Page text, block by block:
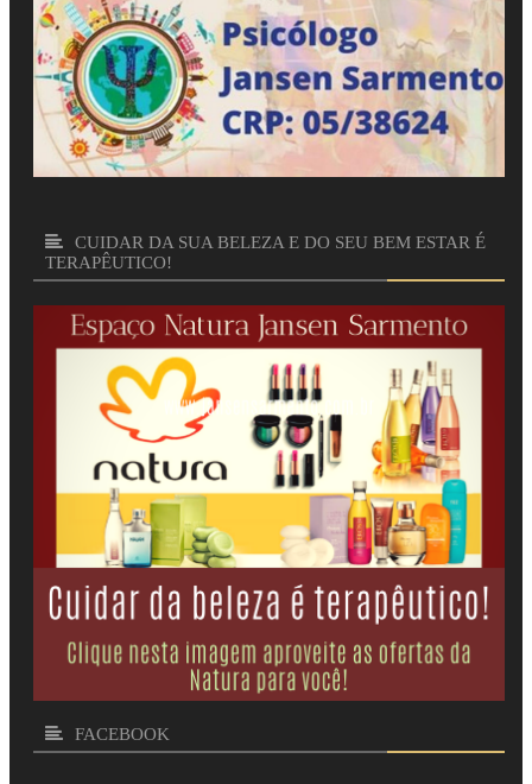
CUIDAR DA SUA BELEZA E DO SEU BEM ESTAR É
TERAPÊUTICO!
FACEBOOK